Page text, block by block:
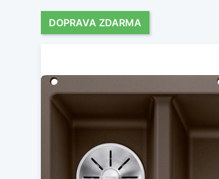
DOPRAVA ZDARMA